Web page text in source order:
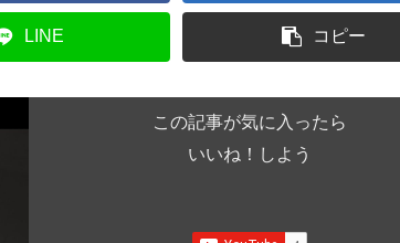
LINE コピー
この記事が気に入ったら
いいね！しよう